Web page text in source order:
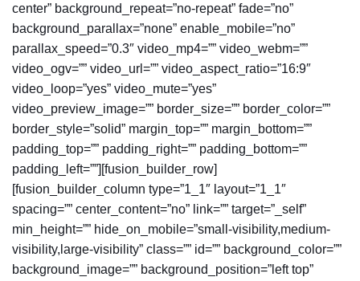
center” background_repeat=”no-repeat” fade=”no”
background_parallax=”none” enable_mobile=”no”
parallax_speed=”0.3″ video_mp4=”” video_webm=””
video_ogv=”” video_url=”” video_aspect_ratio=”16:9″
video_loop=”yes” video_mute=”yes”
video_preview_image=”” border_size=”” border_color=””
border_style=”solid” margin_top=”” margin_bottom=””
padding_top=”” padding_right=”” padding_bottom=””
padding_left=””][fusion_builder_row]
[fusion_builder_column type=”1_1″ layout=”1_1″
spacing=”” center_content=”no” link=”” target=”_self”
min_height=”” hide_on_mobile=”small-visibility,medium-
visibility,large-visibility” class=”” id=”” background_color=””
background_image=”” background_position=”left top”